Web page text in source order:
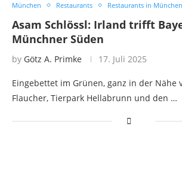
München Restaurants Restaurants in München
Asam Schlössl: Irland trifft
Münchner Süden
by Götz A. Primke 17. Juli 2025
Eingebettet im Grünen, ganz in der Nähe
Flaucher, Tierpark Hellabrunn und den …